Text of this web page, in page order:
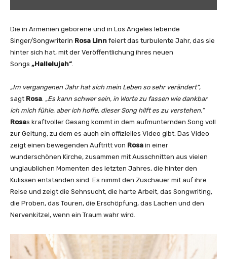
a
l
l
e
a
h
t
o
y
“
Die in Armenien geborene und in Los Angeles lebende
Singer/Songwriterin Rosa Linn feiert das turbulente Jahr, das sie
hinter sich hat, mit der Veröffentlichung ihres neuen
Songs „Hallelujah“
„Im vergangenen Jahr hat sich mein Leben so sehr verändert“,
sagt Rosa „Es kann schwer sein, in Worte zu fassen wie dankbar
ich mich fühle, aber ich hoffe, dieser Song hilft es zu verstehen.“
Rosas kraftvoller Gesang kommt in dem aufmunternden Song voll
zur Geltung, zu dem es auch ein offizielles Video gibt. Das Video
zeigt einen bewegenden Auftritt von Rosa in einer
wunderschönen Kirche, zusammen mit Ausschnitten aus vielen
unglaublichen Momenten des letzten Jahres, die hinter den
Kulissen entstanden sind. Es nimmt den Zuschauer mit auf ihre
Reise und zeigt die Sehnsucht, die harte Arbeit, das Songwriting,
die Proben, das Touren, die Erschöpfung, das Lachen und den
Nervenkitzel, wenn ein Traum wahr wird.